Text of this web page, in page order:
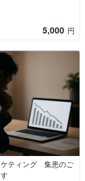
5,000 円
ケティング 集患のご